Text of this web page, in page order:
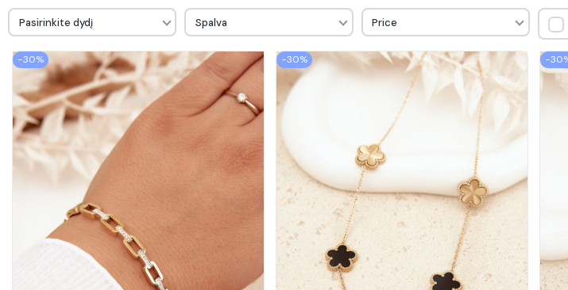
Pasirinkite dydį Spalva Price
−30% −30%